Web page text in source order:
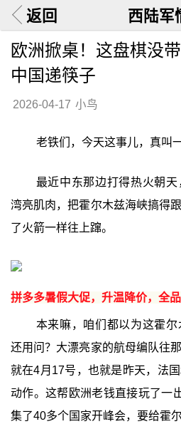
返回 西陆军
欧洲掀桌！这盘棋没
中国递筷子
2026-04-17 小鸟
老铁们，今天这事儿，真叫
最近中东那边打得热火朝
湾亮肌肉，把霍尔木兹海峡搞得
了火箭一样往上蹿。
拼多多暑假大促，升温降价，全
本来嘛，咱们都以为这霍
还用问？大漂亮家的航母编队往
就在4月17号，也就是昨天，法
动作。这帮欧洲老钱直接玩了一
集了40多个国家开峰会，要给霍